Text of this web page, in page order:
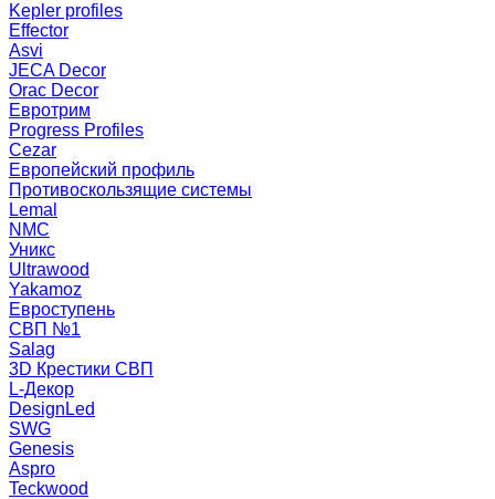
Kepler profiles
Effector
Asvi
JECA Decor
Orac Decor
Евротрим
Progress Profiles
Cezar
Европейский профиль
Противоскользящие системы
Lemal
NMC
Уникс
Ultrawood
Yakamoz
Евроступень
СВП №1
Salag
3D Крестики СВП
L-Декор
DesignLed
SWG
Genesis
Aspro
Teckwood